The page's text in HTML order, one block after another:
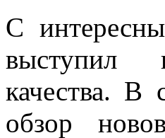
С
выступил
качества. В
обзор